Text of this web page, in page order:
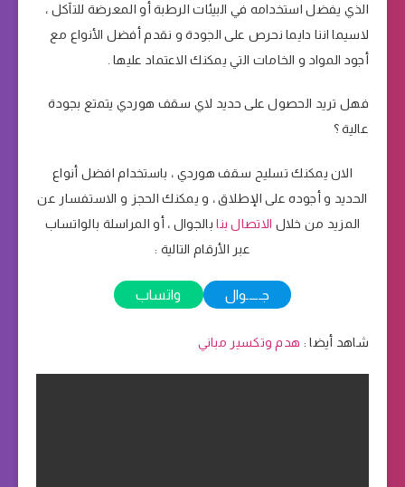
الذي يفضل استخدامه في البيئات الرطبة أو المعرضة للتآكل ،
لاسيما اننا دايما نحرص على الجودة و نقدم أفضل الأنواع مع
أجود المواد و الخامات التي يمكنك الاعتماد عليها .
فهل تريد الحصول على حديد لاي سقف هوردي يتمتع بجودة
عالية ؟
الان يمكنك تسليح سقف هوردي ، باستخدام افضل أنواع
الحديد و أجوده على الإطلاق ، و يمكنك الحجز و الاستفسار عن
المزيد من خلال الاتصال بنابالجوال ، أو المراسلة بالواتساب
عبر الأرقام التالية :
جـــــوال واتساب
شاهد أيضا : هدم وتكسير مباني